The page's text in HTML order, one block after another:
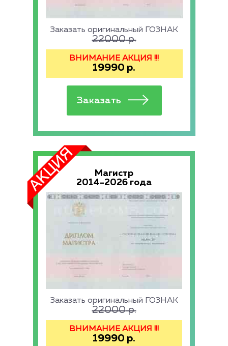
Заказать оригинальный ГОЗНАК
22000р.
ВНИМАНИЕ АКЦИЯ !!!
19990 р.
Магистр
2014-2026 года
Заказать оригинальный ГОЗНАК
22000р.
ВНИМАНИЕ АКЦИЯ !!!
19990 р.